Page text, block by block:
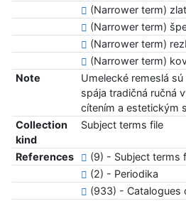
(Narrower term)
(Narrower term)
(Narrower term)
(Narrower term)
Note
Umelecké remeslá
spája tradičná ručná
cítením a estetickým
Collection
kind
Subject terms file
References
(9) - Subject terms
(2) - Periodika
(933) - Catalogues